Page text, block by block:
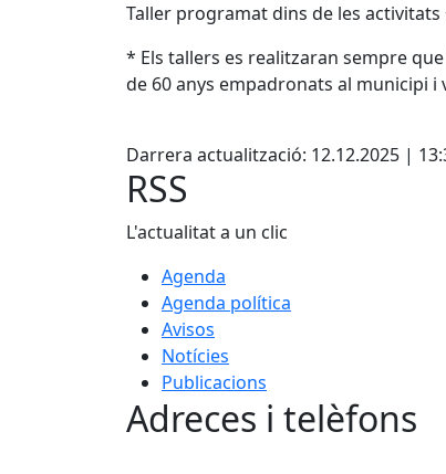
Taller programat dins de les activitats
* Els tallers es realitzaran sempre
de 60 anys empadronats al municipi i
Darrera actualització: 12.12.2025 |
RSS
L'actualitat a un clic
Agenda
Agenda política
Avisos
Notícies
Publicacions
Adreces i telèfons